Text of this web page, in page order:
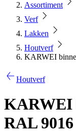
Assortiment
Verf
Lakken
Houtverf
KARWEI
Houtverf
KARWEI
RAL